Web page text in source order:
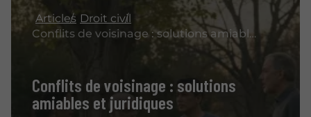
Articles Droit civil
Conflits de voisinage : solutions amiables et juridiques
Conflits de voisinage : solutions
amiables et juridiques